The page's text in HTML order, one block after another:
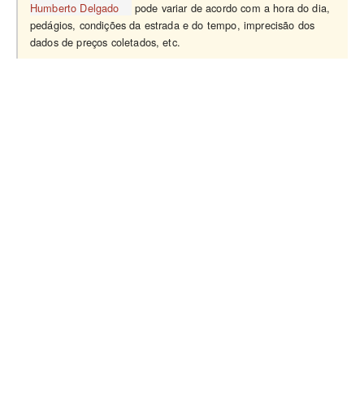
Humberto Delgado
pode variar de acordo com a hora do dia,
pedágios, condições da estrada e do tempo, imprecisão dos
dados de preços coletados, etc.